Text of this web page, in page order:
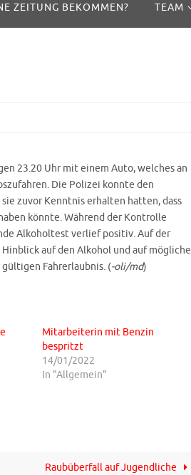
ZEITUNG BEKOMMEN? TEAM
23.20 Uhr mit einem Auto, welches an
Die Polizei konnte den
zuvor Kenntnis erhalten hatten, dass
könnte. Während der Kontrolle
Alkoholtest verlief positiv. Auf der
auf den Alkohol und auf mögliche
Fahrerlaubnis. (-oli/md)
Mitarbeiterin mit Benzin
bespritzt
14/01/2022
In "Allgemein"
Raubüberfall auf Jugendliche